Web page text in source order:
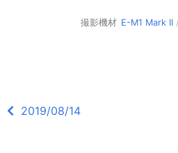
撮影機材 E-M1 Mark II /
2019/08/14